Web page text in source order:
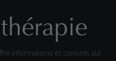
informations et conseils sur